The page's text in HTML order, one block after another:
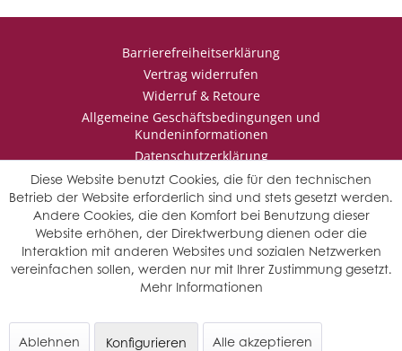
Barrierefreiheitserklärung
Vertrag widerrufen
Widerruf & Retoure
Allgemeine Geschäftsbedingungen und
Kundeninformationen
Datenschutzerklärung
Impressum
* Wir behalten uns vor den Jahrgang auszuwählen, sollten mehrere
Jahrgänge verfügbar sein.
© Saffers WinzerWelt - alle Rechte vorbehalten
Diese Website benutzt Cookies, die für den technischen
Betrieb der Website erforderlich sind und stets gesetzt werden.
Andere Cookies, die den Komfort bei Benutzung dieser
Website erhöhen, der Direktwerbung dienen oder die
Interaktion mit anderen Websites und sozialen Netzwerken
vereinfachen sollen, werden nur mit Ihrer Zustimmung gesetzt.
Mehr Informationen
Ablehnen Alle akzeptieren
Konfigurieren